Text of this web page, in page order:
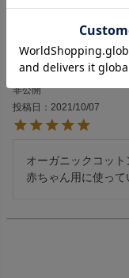
Kanoe 13
非公開
投稿日
2021/10/07
オーガニックコット
赤ちゃん用に使って